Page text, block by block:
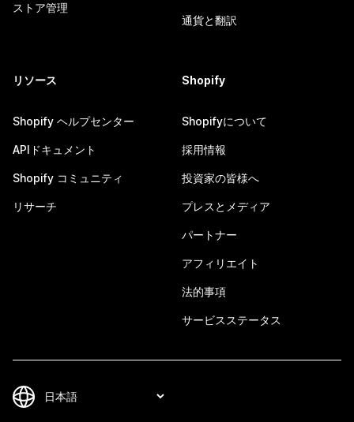
ストア管理
通貨と翻訳
リソース
Shopify ヘルプセンター
APIドキュメント
Shopify コミュニティ
リサーチ
Shopify
Shopifyについて
採用情報
投資家の皆様へ
プレスとメディア
パートナー
アフィリエイト
法的事項
サービスステータス